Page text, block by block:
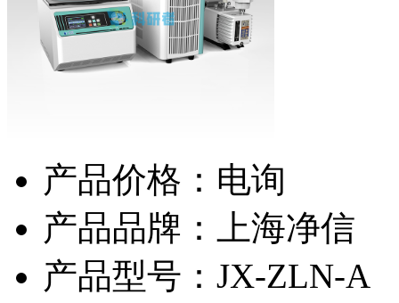
产品价格：电询
产品品牌：上海净信
产品型号：JX-ZLN-A